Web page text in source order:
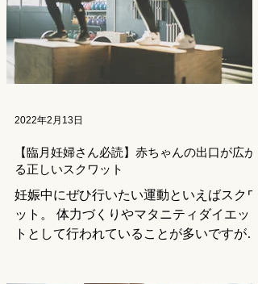
【臨月妊婦さん必読】赤ちゃんの出口が広が
る正しいスクワット
妊娠中にぜひ行いたい運動といえばスクワ
ット。 体力づくりやマタニティダイエッ
トとして行われていることが多いですが、
2022年2月13日